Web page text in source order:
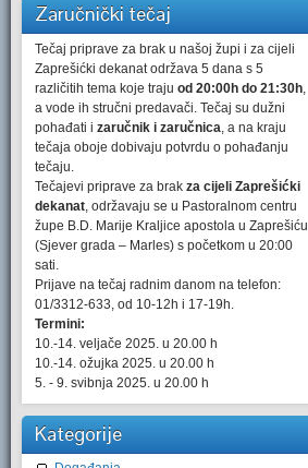
Zaručnički tečaj
Tečaj priprave za brak u našoj župi i za cijeli
Zaprešićki dekanat održava 5 dana s 5
različitih tema koje traju od 20:00h do 21:30h,
a vode ih stručni predavači. Tečaj su dužni
pohađati i zaručnik i zaručnica, a na kraju
tečaja oboje dobivaju potvrdu o pohađanju
tečaju.
Tečajevi priprave za brak za cijeli Zaprešićki
dekanat, održavaju se u Pastoralnom centru
župe B.D. Marije Kraljice apostola u Zaprešiću
(Sjever grada – Marles) s početkom u 20:00
sati.
Prijave na tečaj radnim danom na telefon:
01/3312-633, od 10-12h i 17-19h.
Termini:
10.-14. veljače 2025. u 20.00 h
10.-14. ožujka 2025. u 20.00 h
5. - 9. svibnja 2025. u 20.00 h
Kategorije